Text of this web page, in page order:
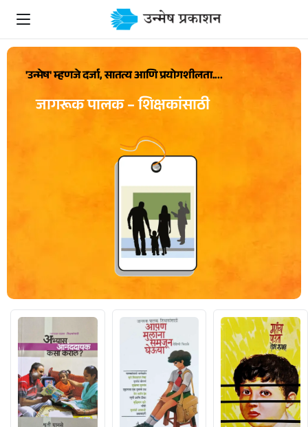
'उन्मेष' म्हणजे दर्जा, सातत्य आणि प्रयोगशीलता....
जागरूक पालक – शिक्षकांसाठी